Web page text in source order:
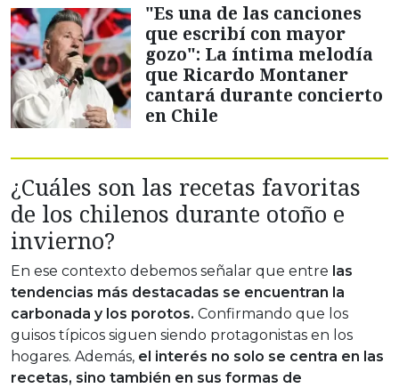
"Es una de las canciones
que escribí con mayor
gozo": La íntima melodía
que Ricardo Montaner
cantará durante concierto
en Chile
¿Cuáles son las recetas favoritas
de los chilenos durante otoño e
invierno?
En ese contexto debemos señalar que entre las
tendencias más destacadas se encuentran la
carbonada y los porotos. Confirmando que los
guisos típicos siguen siendo protagonistas en los
hogares. Además, el interés no solo se centra en las
recetas, sino también en sus formas de